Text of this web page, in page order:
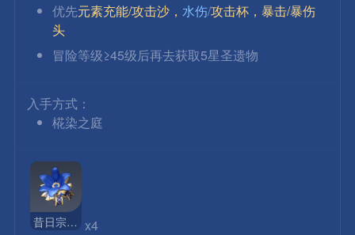
优先元素充能/攻击沙，水伤/攻击杯，暴击/暴伤
头
冒险等级≥45级后再去获取5星圣遗物
入手方式：
椛染之庭
昔日宗室之仪 x4